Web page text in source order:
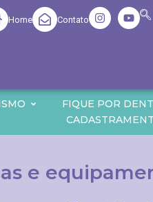
Home Contato
FIQUE POR
e